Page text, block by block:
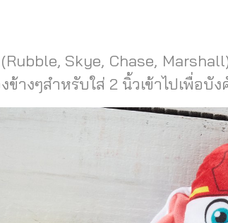
Skye, Chase,
ข้างๆสำหรับใส่ 2 นิ้วเข้าไปเพื่อบั